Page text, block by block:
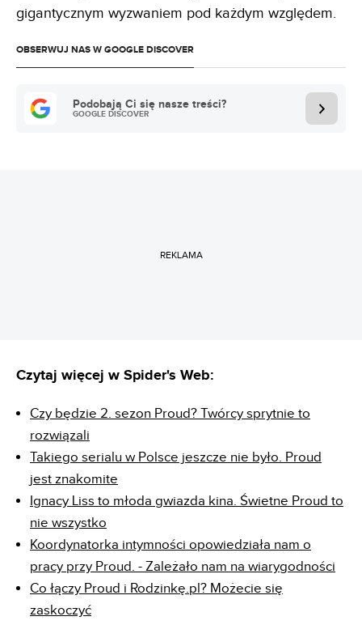
gigantycznym wyzwaniem pod każdym względem.
OBSERWUJ NAS W GOOGLE DISCOVER
Podobają Ci się nasze treści?
GOOGLE DISCOVER
REKLAMA
Czytaj więcej w Spider's Web:
Czy będzie 2. sezon Proud? Twórcy sprytnie to
rozwiązali
Takiego serialu w Polsce jeszcze nie było. Proud
jest znakomite
Ignacy Liss to młoda gwiazda kina. Świetne Proud to
nie wszystko
Koordynatorka intymności opowiedziała nam o
pracy przy Proud. - Zależało nam na wiarygodności
Co łączy Proud i Rodzinkę.pl? Możecie się
zaskoczyć